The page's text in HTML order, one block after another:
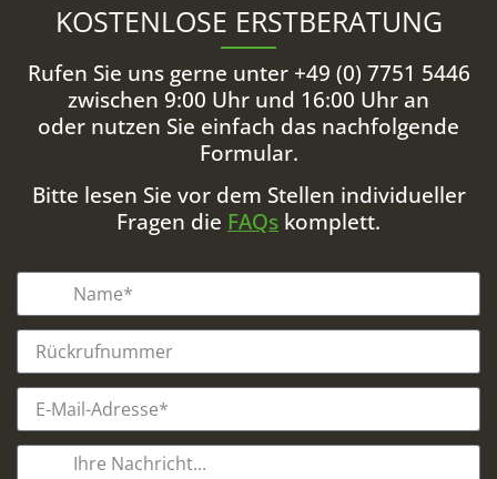
KOSTENLOSE ERSTBERATUNG
Rufen Sie uns gerne unter +49 (0) 7751 5446
zwischen 9:00 Uhr und 16:00 Uhr an
oder nutzen Sie einfach das nachfolgende
Formular.
Bitte lesen Sie vor dem Stellen individueller
Fragen die FAQs komplett.